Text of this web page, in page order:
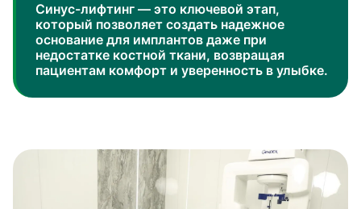
Синус-лифтинг — это ключевой этап,
который позволяет создать надежное
основание для имплантов даже при
недостатке костной ткани, возвращая
пациентам комфорт и уверенность в улыбке.